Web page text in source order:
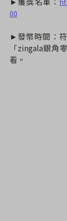
00
►發幣時間：
「zingala銀角
看。